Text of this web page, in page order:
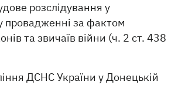
розслідування у
провадженні за фактом
та звичаїв війни (ч. 2 ст. 438
ДСНС України у Донецькій